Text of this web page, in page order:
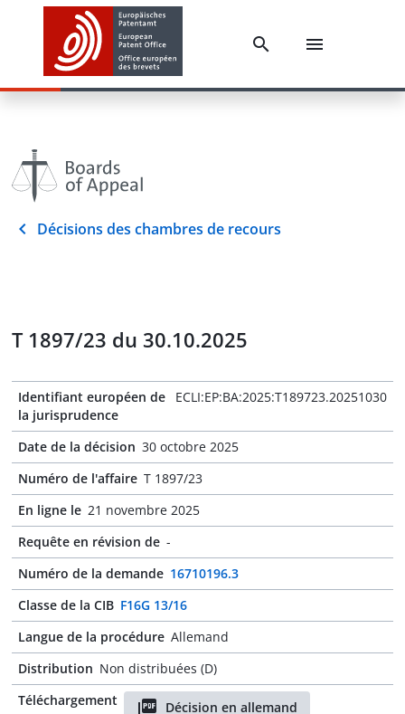
Décisions des chambres de recours
T 1897/23 du 30.10.2025
Identifiant européen de
la jurisprudence
ECLI:EP:BA:2025:T189723.20251030
Date de la décision 30 octobre 2025
Numéro de l'affaire T 1897/23
En ligne le 21 novembre 2025
Requête en révision de -
Numéro de la demande 16710196.3
Classe de la CIB F16G 13/16
Langue de la procédure Allemand
Distribution Non distribuées (D)
Téléchargement
Décision en allemand